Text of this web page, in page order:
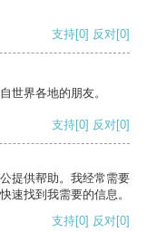
支持[0] 反对[0]
世界各地的朋友。
支持[0] 反对[0]
提供帮助。我经常需要
速找到我需要的信息。
支持[0] 反对[0]